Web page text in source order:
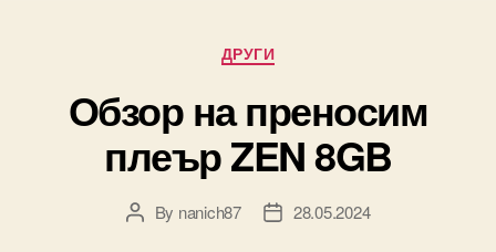
Categories
ДРУГИ
Обзор на преносим
плеър ZEN 8GB
PostBy nanich87
Post28.05.2024